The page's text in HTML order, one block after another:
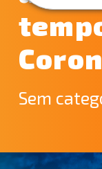
Blog
E-books
Sem